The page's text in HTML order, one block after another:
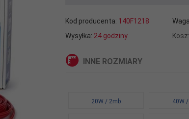
Kod producenta: 140F1218
Wysyłka: 24 godziny
INNE ROZMIARY
20W / 2mb 40W